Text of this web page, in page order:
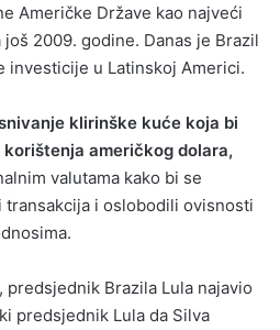
Američke Države kao najveći
2009. godine. Danas je Brazil
investicije u Latinskoj Americi.
klirinške kuće koja bi
američkog dolara,
valutama kako bi se
i oslobodili ovisnosti
Brazila Lula najavio
predsjednik Lula da Silva